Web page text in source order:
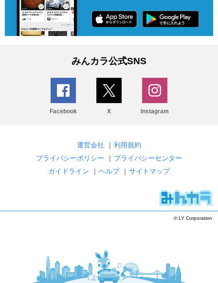
みんカラ公式SNS
Facebook X Instagram
運営会社 | 利用規約
プライバシーポリシー
| プライバシーセンター
ガイドライン
| ヘルプ | サイトマップ
© LY Corporation